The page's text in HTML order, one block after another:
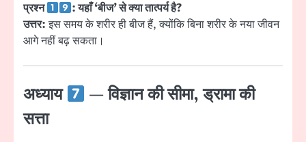
प्रश्न
: यहाँ ‘बीज’ से क्या तात्पर्य है?
उत्तर:इस समय के शरीर ही बीज हैं, क्योंकि बिना शरीर के नया जीवन
आगे नहीं बढ़ सकता।
अध्याय
— विज्ञान की सीमा, ड्रामा की
सत्ता